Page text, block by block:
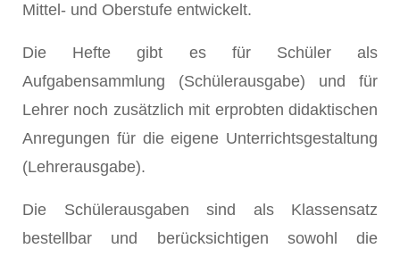
Mittel- und Oberstufe entwickelt.
Die Hefte gibt es für Schüler als
Aufgabensammlung (Schülerausgabe) und für
Lehrer noch zusätzlich mit erprobten didaktischen
Anregungen für die eigene Unterrichtsgestaltung
(Lehrerausgabe).
Die Schülerausgaben sind als Klassensatz
bestellbar und berücksichtigen sowohl die